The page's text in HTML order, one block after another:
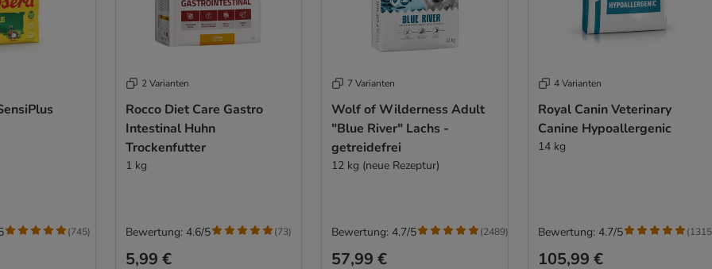
(745)
2 Varianten
Rocco Diet Care Gastro
Intestinal Huhn
Trockenfutter
1 kg
5,99 €
Bewertung: 4.6/5 (73)
7 Varianten
Wolf of Wilderness Adult
"Blue River" Lachs -
getreidefrei
12 kg (neue Rezeptur)
57,99 €
Bewertung: 4.7/5 (2489)
4 Varianten
Royal Canin Veterinary
Canine Hypoallergenic
14 kg
105,99 €
Bewertung: 4.7/5 (1315